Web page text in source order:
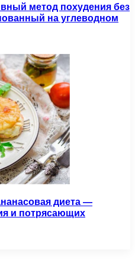
метод похудения без
на углеводном
диета —
и потрясающих